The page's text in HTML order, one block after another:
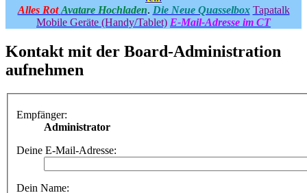
Alles Rot Avatare Hochladen. Die Neue Quasselbox Tapatalk
Mobile Geräte (Handy/Tablet) E-Mail-Adresse im CT
Kontakt mit der Board-Administration
aufnehmen
Empfänger:
Administrator
Deine E-Mail-Adresse:
Dein Name: